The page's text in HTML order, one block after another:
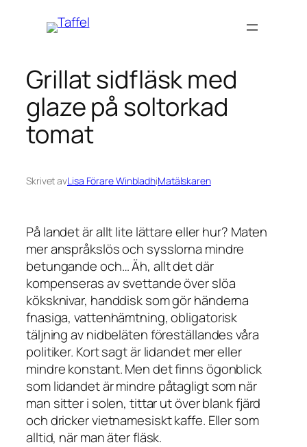
Grillat sidfläsk med
glaze på soltorkad
tomat
Skrivet avLisa Förare WinbladhiMatälskaren
På landet är allt lite lättare eller hur? Maten
mer anspråkslös och sysslorna mindre
betungande och… Äh, allt det där
kompenseras av svettande över slöa
köksknivar, handdisk som gör händerna
fnasiga, vattenhämtning, obligatorisk
täljning av nidbeläten föreställandes våra
politiker. Kort sagt är lidandet mer eller
mindre konstant. Men det finns ögonblick
som lidandet är mindre påtagligt som när
man sitter i solen, tittar ut över blank fjärd
och dricker vietnamesiskt kaffe. Eller som
alltid, när man äter fläsk.